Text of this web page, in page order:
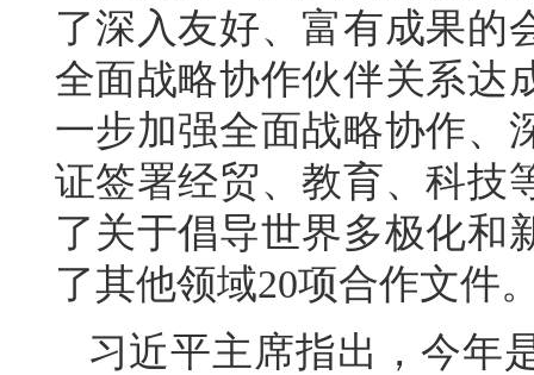
了深入友好、富有成果的
全面战略协作伙伴关系达
一步加强全面战略协作、
证签署经贸、教育、科技
了关于倡导世界多极化和
了其他领域20项合作文件
习近平主席指出，今年